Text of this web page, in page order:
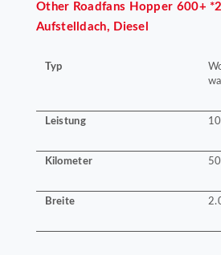
Other Roadfans Hopper 600+
Aufstelldach, Diesel
Typ
Leistung
Kilometer
Breite